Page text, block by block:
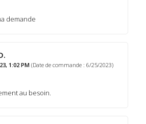
demande
1:02 PM (Date de commande : 6/25/2023)
au besoin.